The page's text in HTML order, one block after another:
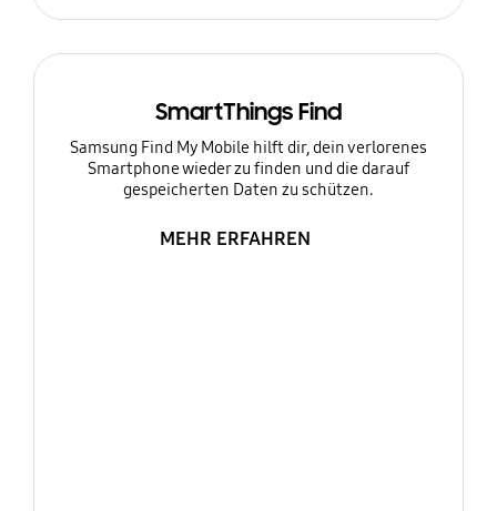
SmartThings Find
Samsung Find My Mobile hilft dir, dein verlorenes
Smartphone wieder zu finden und die darauf
gespeicherten Daten zu schützen.
MEHR ERFAHREN